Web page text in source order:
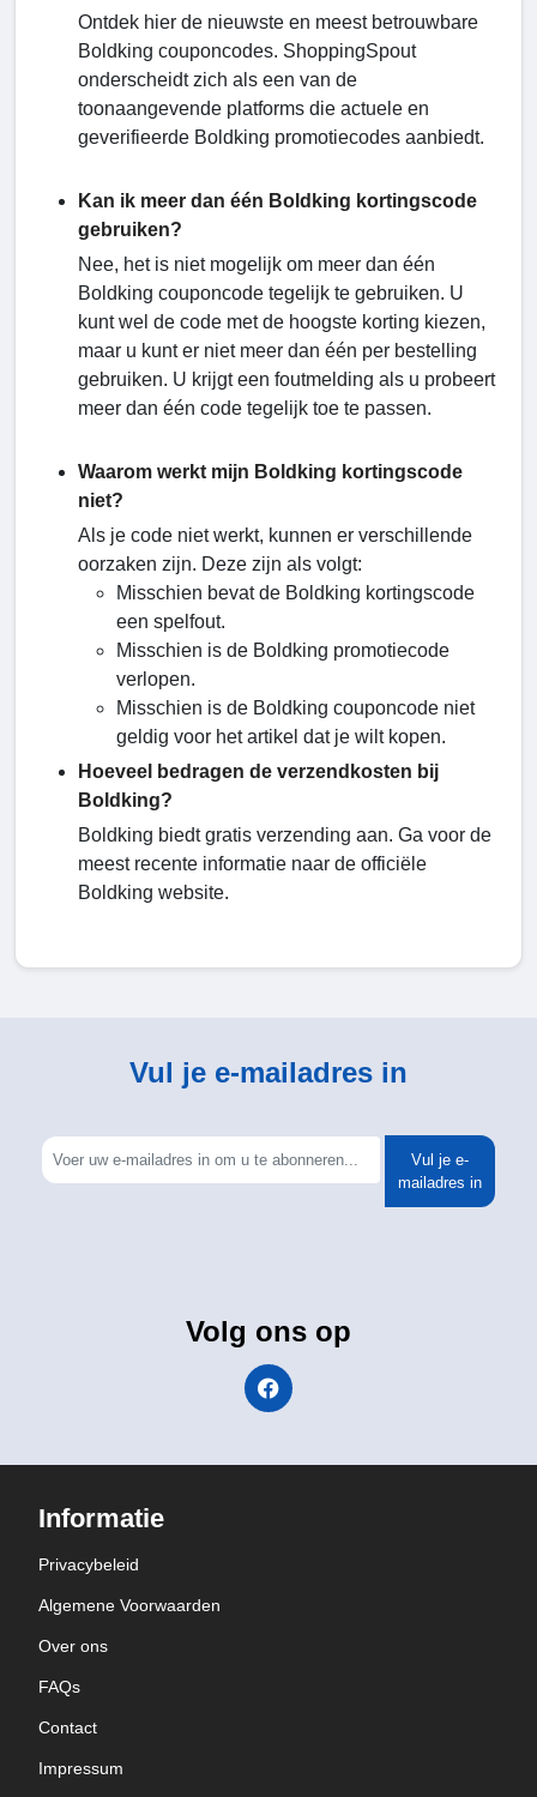
Ontdek hier de nieuwste en meest betrouwbare
Boldking couponcodes. ShoppingSpout
onderscheidt zich als een van de
toonaangevende platforms die actuele en
geverifieerde Boldking promotiecodes aanbiedt.
Kan ik meer dan één Boldking kortingscode
gebruiken?
Nee, het is niet mogelijk om meer dan één
Boldking couponcode tegelijk te gebruiken. U
kunt wel de code met de hoogste korting kiezen,
maar u kunt er niet meer dan één per bestelling
gebruiken. U krijgt een foutmelding als u probeert
meer dan één code tegelijk toe te passen.
Waarom werkt mijn Boldking kortingscode
niet?
Als je code niet werkt, kunnen er verschillende
oorzaken zijn. Deze zijn als volgt:
Misschien bevat de Boldking kortingscode
een spelfout.
Misschien is de Boldking promotiecode
verlopen.
Misschien is de Boldking couponcode niet
geldig voor het artikel dat je wilt kopen.
Hoeveel bedragen de verzendkosten bij
Boldking?
Boldking biedt gratis verzending aan. Ga voor de
meest recente informatie naar de officiële
Boldking website.
Vul je e-mailadres in
Vul je e-
mailadres in
Volg ons op
Informatie
Privacybeleid
Algemene Voorwaarden
Over ons
FAQs
Contact
Impressum